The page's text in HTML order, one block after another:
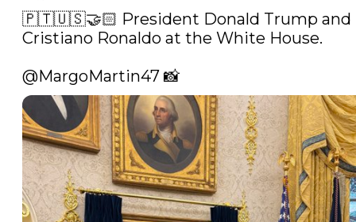
🇵🇹🇺🇸🤝🏻 President Donald Trump and
Cristiano Ronaldo at the White House.
@MargoMartin47 📸